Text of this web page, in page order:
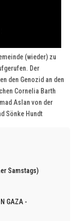
(wieder) zu
Der
den Genozid an den
Cornelia Barth
Aslan von der
Sönke Hundt
Samstags)
GAZA -